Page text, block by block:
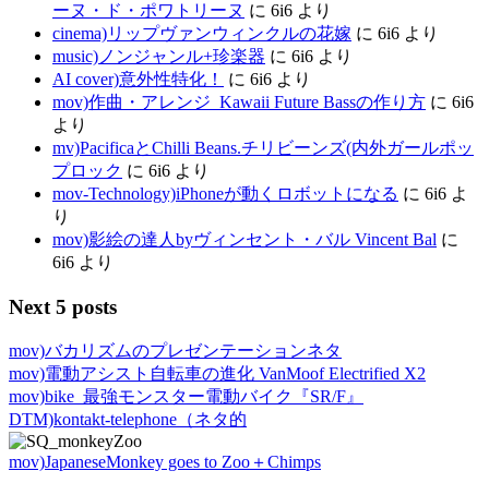
ーヌ・ド・ポワトリーヌ に 6i6 より
cinema)リップヴァンウィンクルの花嫁 に 6i6 より
music)ノンジャンル+珍楽器 に 6i6 より
AI cover)意外性特化！
に 6i6 より
mov)作曲・アレンジ_Kawaii Future Bassの作り方 に 6i6
より
mv)PacificaとChilli Beans.チリビーンズ(内外ガールポッ
プロック に 6i6 より
mov-Technology)iPhoneが動くロボットになる に 6i6 よ
り
mov)影絵の達人byヴィンセント・バル Vincent Bal に
6i6 より
Next 5 posts
mov)バカリズムのプレゼンテーションネタ
mov)電動アシスト自転車の進化 VanMoof Electrified X2
mov)bike_最強モンスター電動バイク『SR/F』
DTM)kontakt-telephone（ネタ的
mov)JapaneseMonkey goes to Zoo＋Chimps